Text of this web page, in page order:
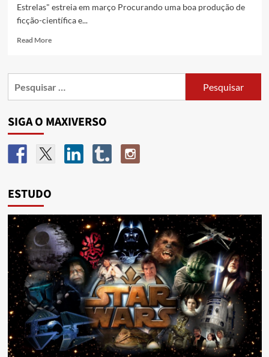
Estrelas" estreia em março Procurando uma boa produção de
ficção-científica e...
Read More
SIGA O MAXIVERSO
ESTUDO